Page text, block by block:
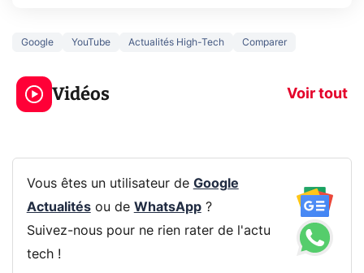
Google YouTube Actualités High-Tech Comparer
Vidéos Voir tout
3 écrans en 1 pour
319€ ? Voici L'AOC
CQ32G4ZA !
5
prochaine
Vous êtes un utilisateur de Google
Actualitésou de WhatsApp?
Suivez-nous pour ne rien rater de l'actu
tech !